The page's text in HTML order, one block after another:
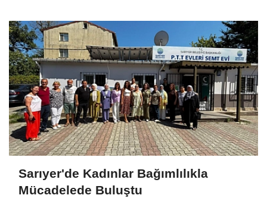
Sarıyer'de Kadınlar Bağımlılıkla
Mücadelede Buluştu